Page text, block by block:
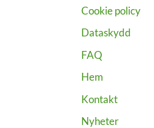
Cookie policy
Dataskydd
FAQ
Hem
Kontakt
Nyheter